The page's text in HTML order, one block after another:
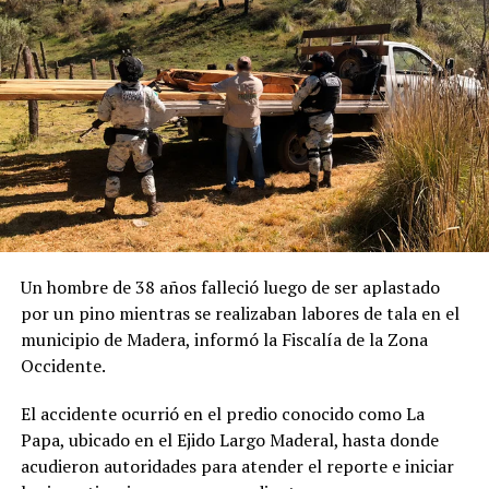
Un hombre de 38 años falleció luego de ser aplastado
por un pino mientras se realizaban labores de tala en el
municipio de Madera, informó la Fiscalía de la Zona
Occidente.
El accidente ocurrió en el predio conocido como La
Papa, ubicado en el Ejido Largo Maderal, hasta donde
acudieron autoridades para atender el reporte e iniciar